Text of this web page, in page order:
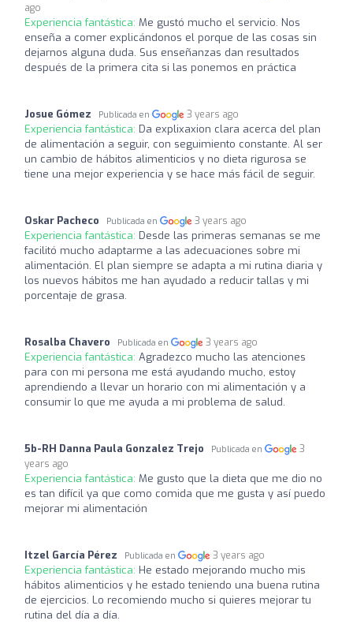
ago
Experiencia fantástica: Me gustó mucho el servicio. Nos
enseña a comer explicándonos el porque de las cosas sin
dejarnos alguna duda. Sus enseñanzas dan resultados
después de la primera cita si las ponemos en práctica
Josue Gómez Publicada en 3 years ago
Experiencia fantástica: Da explixaxion clara acerca del plan
de alimentación a seguir, con seguimiento constante. Al ser
un cambio de hábitos alimenticios y no dieta rigurosa se
tiene una mejor experiencia y se hace más fácil de seguir.
Oskar Pacheco Publicada en 3 years ago
Experiencia fantástica: Desde las primeras semanas se me
facilitó mucho adaptarme a las adecuaciones sobre mi
alimentación. El plan siempre se adapta a mi rutina diaria y
los nuevos hábitos me han ayudado a reducir tallas y mi
porcentaje de grasa.
Rosalba Chavero Publicada en 3 years ago
Experiencia fantástica: Agradezco mucho las atenciones
para con mi persona me está ayudando mucho, estoy
aprendiendo a llevar un horario con mi alimentación y a
consumir lo que me ayuda a mi problema de salud.
5b-RH Danna Paula Gonzalez Trejo Publicada en
3
years ago
Experiencia fantástica: Me gusto que la dieta que me dio no
es tan difícil ya que como comida que me gusta y así puedo
mejorar mi alimentación
Itzel García Pérez Publicada en 3 years ago
Experiencia fantástica: He estado mejorando mucho mis
hábitos alimenticios y he estado teniendo una buena rutina
de ejercicios. Lo recomiendo mucho si quieres mejorar tu
rutina del día a día.